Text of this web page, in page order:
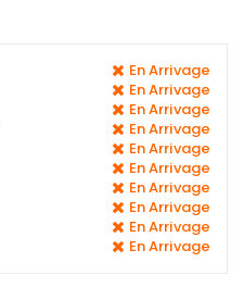
En Arrivage
En Arrivage
En Arrivage
En Arrivage
En Arrivage
En Arrivage
En Arrivage
En Arrivage
En Arrivage
En Arrivage